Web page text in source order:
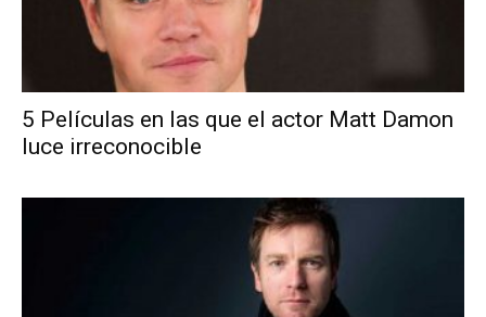
5 Películas en las que el actor Matt Damon
luce irreconocible